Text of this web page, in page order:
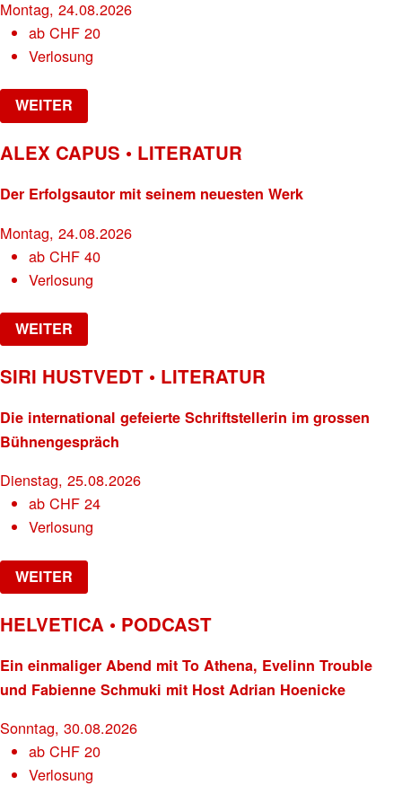
Montag, 24.08.2026
abCHF 20
Verlosung
WEITER
ALEX CAPUS • LITERATUR
Der Erfolgsautor mit seinem neuesten Werk
Montag, 24.08.2026
abCHF 40
Verlosung
WEITER
SIRI HUSTVEDT • LITERATUR
Die international gefeierte Schriftstellerin im grossen
Bühnengespräch
Dienstag, 25.08.2026
abCHF 24
Verlosung
WEITER
HELVETICA • PODCAST
Ein einmaliger Abend mit To Athena, Evelinn Trouble
und Fabienne Schmuki mit Host Adrian Hoenicke
Sonntag, 30.08.2026
abCHF 20
Verlosung